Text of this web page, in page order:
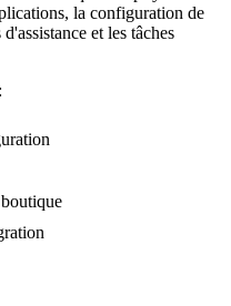
la configuration de
et les tâches